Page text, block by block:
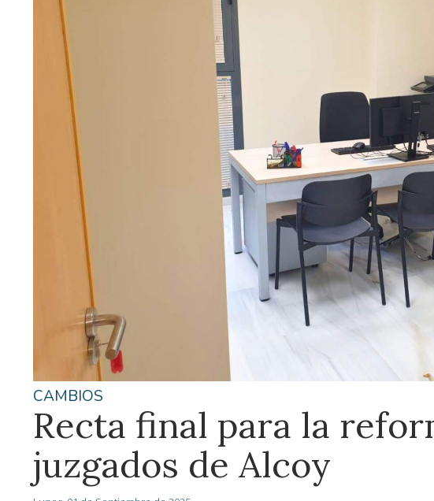
CAMBIOS
Recta final para la
juzgados de Alcoy